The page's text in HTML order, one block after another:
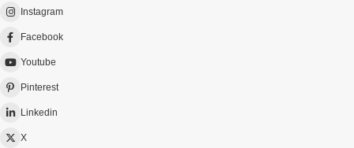
Instagram
Facebook
Youtube
Pinterest
Linkedin
X